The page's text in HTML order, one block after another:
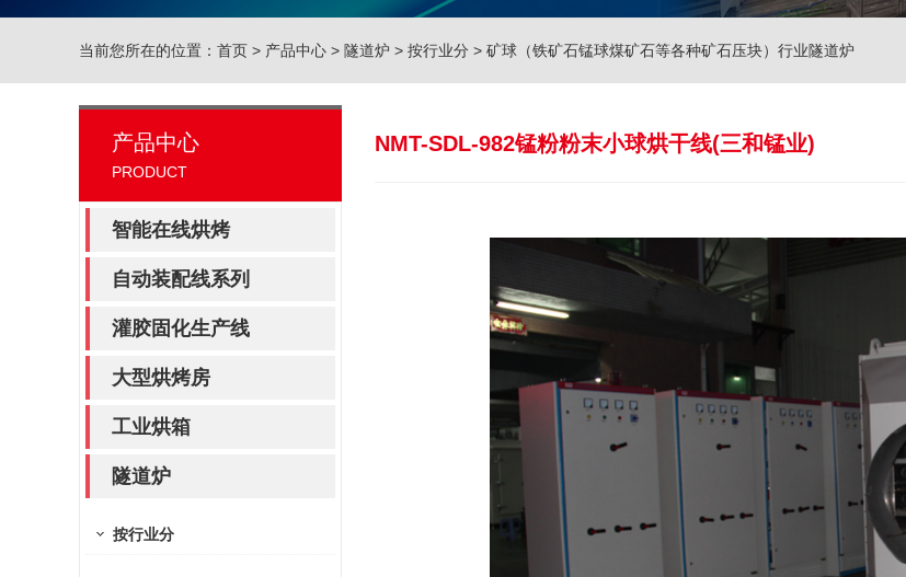
当前您所在的位置： 首页 > 产品中心 > 隧道炉 > 按行业分 > 矿球（铁矿石锰球煤矿石等各种矿石压块）行业隧道炉
产品中心
PRODUCT
智能在线烘烤
自动装配线系列
灌胶固化生产线
大型烘烤房
工业烘箱
隧道炉
按行业分
NMT-SDL-982锰粉粉末小球烘干线(三和锰业)